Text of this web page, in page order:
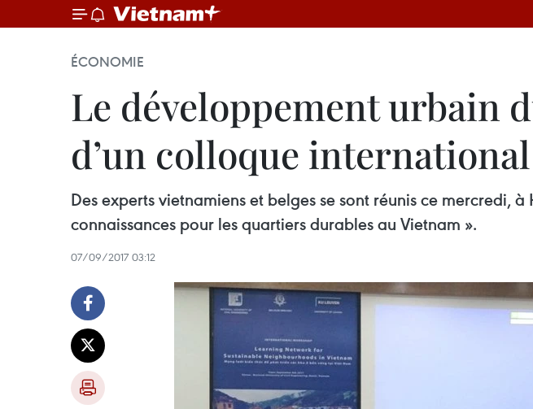
ÉCONOMIE
Le développement urbain
d’un colloque international
Des experts vietnamiens et belges se sont réunis ce mercredi,
connaissances pour les quartiers durables au Vietnam ».
07/09/2017 03:12